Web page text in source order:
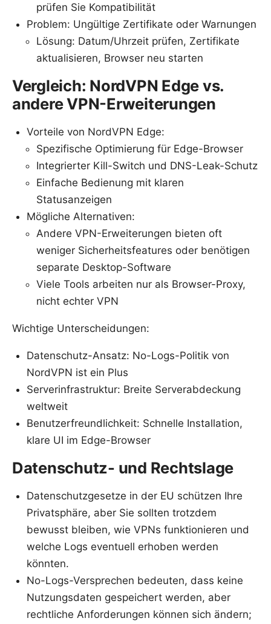
prüfen Sie Kompatibilität
Problem: Ungültige Zertifikate oder Warnungen
Lösung: Datum/Uhrzeit prüfen, Zertifikate
aktualisieren, Browser neu starten
Vergleich: NordVPN Edge vs.
andere VPN-Erweiterungen
Vorteile von NordVPN Edge:
Spezifische Optimierung für Edge-Browser
Integrierter Kill-Switch und DNS-Leak-Schutz
Einfache Bedienung mit klaren
Statusanzeigen
Mögliche Alternativen:
Andere VPN-Erweiterungen bieten oft
weniger Sicherheitsfeatures oder benötigen
separate Desktop-Software
Viele Tools arbeiten nur als Browser-Proxy,
nicht echter VPN
Wichtige Unterscheidungen:
Datenschutz-Ansatz: No-Logs-Politik von
NordVPN ist ein Plus
Serverinfrastruktur: Breite Serverabdeckung
weltweit
Benutzerfreundlichkeit: Schnelle Installation,
klare UI im Edge-Browser
Datenschutz- und Rechtslage
Datenschutzgesetze in der EU schützen Ihre
Privatsphäre, aber Sie sollten trotzdem
bewusst bleiben, wie VPNs funktionieren und
welche Logs eventuell erhoben werden
könnten.
No-Logs-Versprechen bedeuten, dass keine
Nutzungsdaten gespeichert werden, aber
rechtliche Anforderungen können sich ändern;